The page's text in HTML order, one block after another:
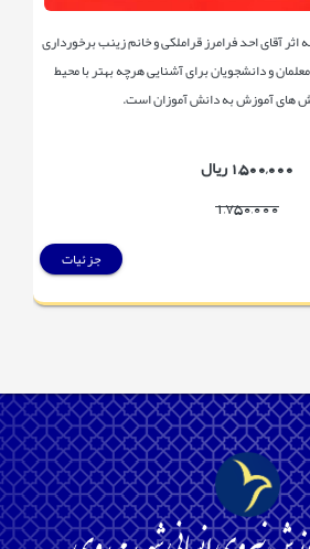
آقای احد فرامرز قراملکی و خانم زینب برخورداری
و دانشجویان برای آشنایی هرچه بهتر با محیط
های آموزش به دانش آموزان است.
1,500,000 ریال
1,750,000
جزئیات